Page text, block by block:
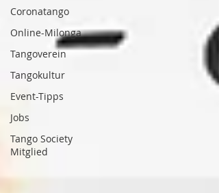
Coronatango
Online-Milonga
Tangoverein
Tangokultur
Event-Tipps
Jobs
Tango Society
Mitglied